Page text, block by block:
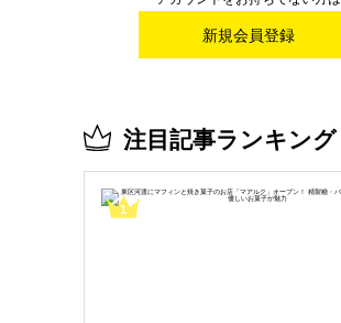
新規会員登録
注目記事ランキング